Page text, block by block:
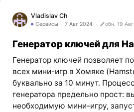
Vladislav Ch
Сервисы 7 Авг 2024 обн. 19 Авг
Генератор ключей для
Генератор ключей позволяет
всех мини-игр в Хомяке
буквально за 10 минут.
генератора предельно прост:
необходимую мини-игру,